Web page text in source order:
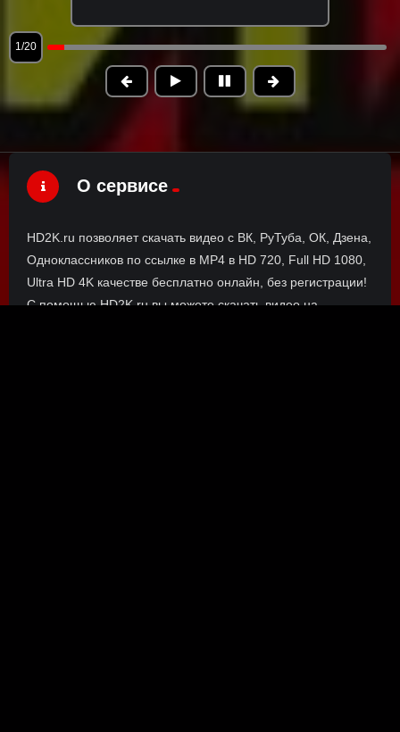
1/20
О сервисе
HD2K.ru позволяет скачать видео с ВК, РуТуба, ОК, Дзена,
Одноклассников по ссылке в MP4 в HD 720, Full HD 1080,
Ultra HD 4K качестве бесплатно онлайн, без регистрации!
С помощью HD2K.ru вы можете скачать видео на